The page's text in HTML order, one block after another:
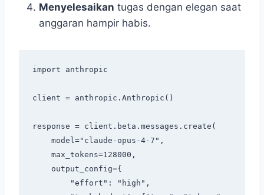
Menyelesaikan tugas dengan elegan saat
anggaran hampir habis.
import anthropic
client = anthropic.Anthropic()
response = client.beta.messages.create(